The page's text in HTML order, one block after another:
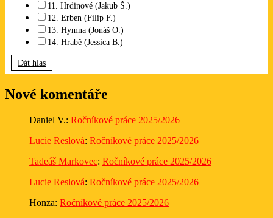
11. Hrdinové (Jakub Š.)
12. Erben (Filip F.)
13. Hymna (Jonáš O.)
14. Hrabě (Jessica B.)
Dát hlas
Nové komentáře
Daniel V.: Ročníkové práce 2025/2026
Lucie Reslová: Ročníkové práce 2025/2026
Tadeáš Markovec: Ročníkové práce 2025/2026
Lucie Reslová: Ročníkové práce 2025/2026
Honza: Ročníkové práce 2025/2026